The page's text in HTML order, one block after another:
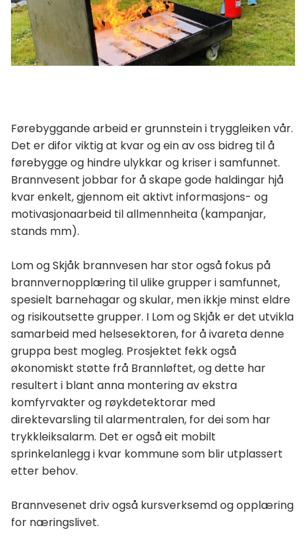
Førebyggande arbeid er grunnstein i tryggleiken vår.
Det er difor viktig at kvar og ein av oss bidreg til å
førebygge og hindre ulykkar og kriser i samfunnet.
Brannvesent jobbar for å skape gode haldingar hjå
kvar enkelt, gjennom eit aktivt informasjons- og
motivasjonaarbeid til allmennheita (kampanjar,
stands mm).
Lom og Skjåk brannvesen har stor også fokus på
brannvernopplæring til ulike grupper i samfunnet,
spesielt barnehagar og skular, men ikkje minst eldre
og risikoutsette grupper. I Lom og Skjåk er det utvikla
samarbeid med helsesektoren, for å ivareta denne
gruppa best mogleg. Prosjektet fekk også
økonomiskt støtte frå Brannløftet, og dette har
resultert i blant anna montering av ekstra
komfyrvakter og røykdetektorar med
direktevarsling til alarmentralen, for dei som har
trykkleiksalarm. Det er også eit mobilt
sprinkelanlegg i kvar kommune som blir utplassert
etter behov.
Brannvesenet driv også kursverksemd og opplæring
for næringslivet.